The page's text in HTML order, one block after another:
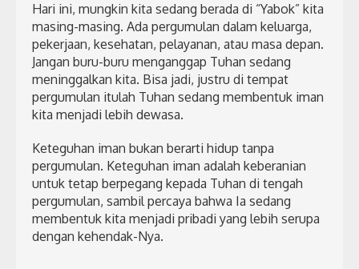
Hari ini, mungkin kita sedang berada di “Yabok” kita
masing-masing. Ada pergumulan dalam keluarga,
pekerjaan, kesehatan, pelayanan, atau masa depan.
Jangan buru-buru menganggap Tuhan sedang
meninggalkan kita. Bisa jadi, justru di tempat
pergumulan itulah Tuhan sedang membentuk iman
kita menjadi lebih dewasa.
Keteguhan iman bukan berarti hidup tanpa
pergumulan. Keteguhan iman adalah keberanian
untuk tetap berpegang kepada Tuhan di tengah
pergumulan, sambil percaya bahwa Ia sedang
membentuk kita menjadi pribadi yang lebih serupa
dengan kehendak-Nya.